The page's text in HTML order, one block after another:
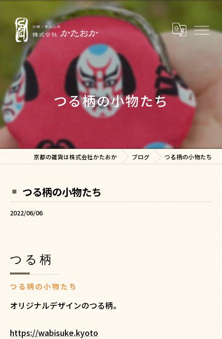
つる柄の小物たち
京都の雑貨は株式会社かたおか ブログ つる柄の小物たち
つる柄の小物たち
2022/06/06
つる柄
つる柄の小物たち
オリジナルデザインのつる柄。
https://wabisuke.kyoto